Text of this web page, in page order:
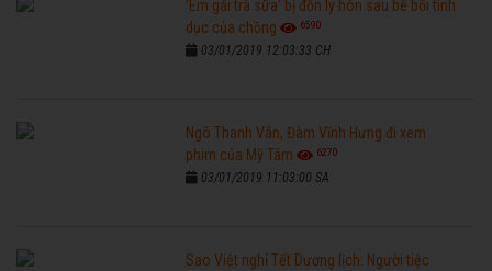
'Em gái trà sữa' bị đồn ly hôn sau bê bối tình
dục của chồng
6590
03/01/2019 12:03:33 CH
Ngô Thanh Vân, Đàm Vĩnh Hưng đi xem
phim của Mỹ Tâm
6270
03/01/2019 11:03:00 SA
Sao Việt nghỉ Tết Dương lịch: Người tiệc